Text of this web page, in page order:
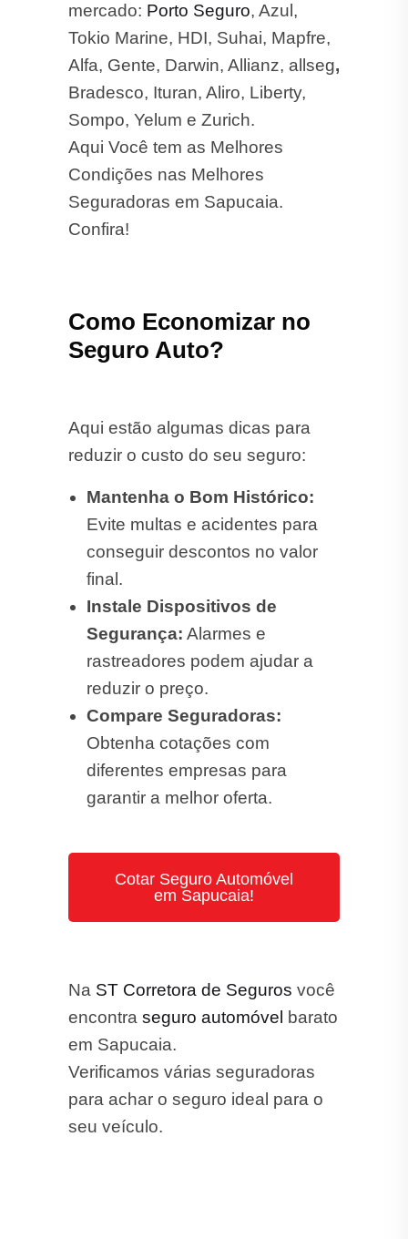
mercado: Porto Seguro, Azul,
Tokio Marine, HDI, Suhai, Mapfre,
Alfa, Gente, Darwin, Allianz, allseg,
Bradesco, Ituran, Aliro, Liberty,
Sompo, Yelum e Zurich.
Aqui Você tem as Melhores
Condições nas Melhores
Seguradoras em Sapucaia.
Confira!
Como Economizar no
Seguro Auto?
Aqui estão algumas dicas para
reduzir o custo do seu seguro:
Mantenha o Bom Histórico:
Evite multas e acidentes para
conseguir descontos no valor
final.
Instale Dispositivos de
Segurança: Alarmes e
rastreadores podem ajudar a
reduzir o preço.
Compare Seguradoras:
Obtenha cotações com
diferentes empresas para
garantir a melhor oferta.
Cotar Seguro Automóvel
em Sapucaia!
Na ST Corretora de Seguros você
encontra seguro automóvel
barato
em Sapucaia.
Verificamos várias seguradoras
para achar o seguro ideal para o
seu veículo.